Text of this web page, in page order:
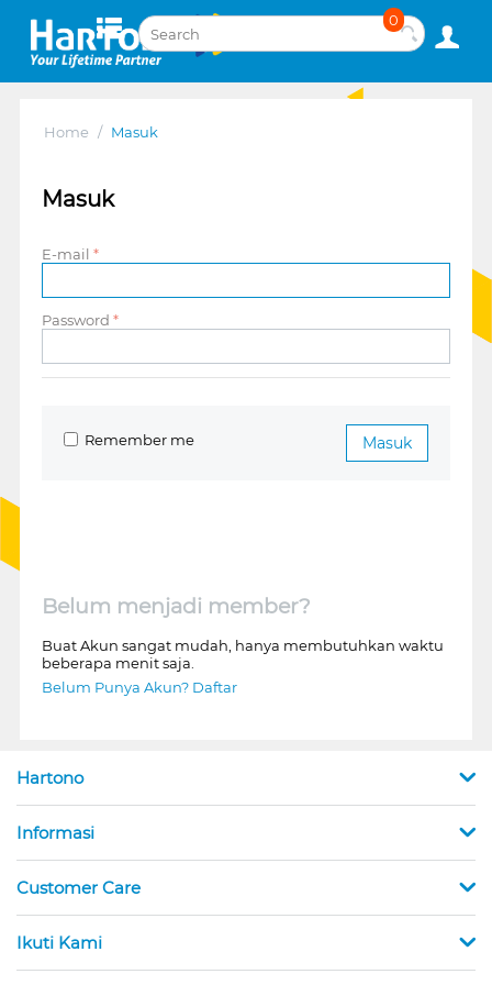
0
Home / Masuk
Masuk
E-mail
Password
Masuk
Remember me
Belum menjadi member?
Buat Akun sangat mudah, hanya membutuhkan waktu
beberapa menit saja.
Belum Punya Akun? Daftar
Hartono
Informasi
Customer Care
Ikuti Kami